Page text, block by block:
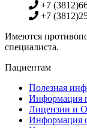
+7 (3812)
+7 (3812)
Имеются
специалиста.
Пациентам
Полезная
Информация
Лицензии и
Информация